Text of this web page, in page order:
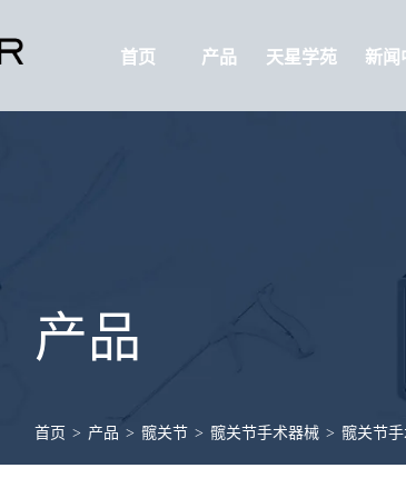
首页 产品 天星学苑 新闻
产品
首页 > 产品 > 髋关节 > 髋关节手术器械 > 髋关节